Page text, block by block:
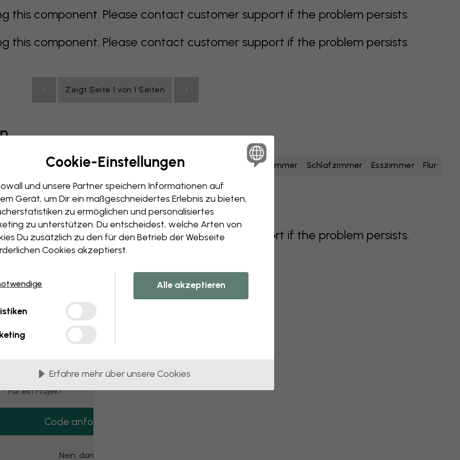
this component. Please contact customer support if the problem persists.
this component. Please contact customer support if the problem persists.
Zeigt Seite 1 von 1 Seiten
bunt orange rosa lila rot türkis Badezimmer Schlafzimmer Esszimmer Flur
Büro Jugendzimmer Dächer
this component. Please contact customer support if the problem persists.
3 kostenlose Muster
dir 3 Tapetenmuster gratis nach Hause.
type
Für mich
Für ein Projekt
Code anfordern
Nein, danke
Cookie-Einstellungen
und unsere Partner speichern Informationen auf
Gerät, um Dir ein maßgeschneidertes Erlebnis zu bieten,
zu ermöglichen und personalisiertes
zu unterstützen. Du entscheidest, welche Arten von
Du zusätzlich zu den für den Betrieb der Webseite
Cookies akzeptierst.
Alle akzeptieren
Erfahre mehr über unsere Cookies